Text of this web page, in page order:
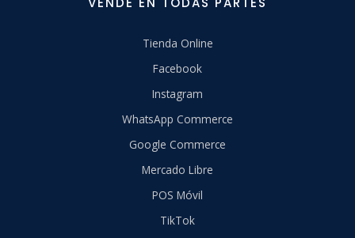
Tienda Online
Facebook
Instagram
WhatsApp Commerce
Google Commerce
Mercado Libre
POS Móvil
TikTok